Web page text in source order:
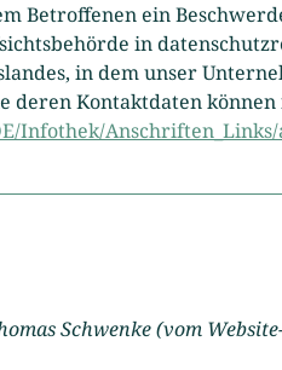
Betroffenen ein
in
in dem unser
deren Kontaktdaten
Infothek/
Schwenke (vom